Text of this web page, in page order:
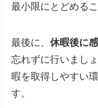
最小限にとどめる
最後に、休暇後に
忘れずに行いまし
暇を取得しやすい
す。